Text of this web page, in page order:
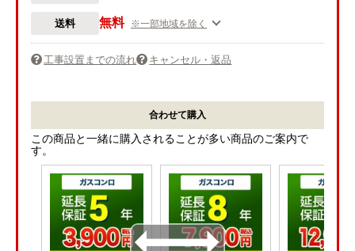
送料 無料 ※一部地域を除く
工事設置までの流れ キャンセル・返品
合わせて購入
この商品と一緒に購入されることが多い商品のご案内で
す。